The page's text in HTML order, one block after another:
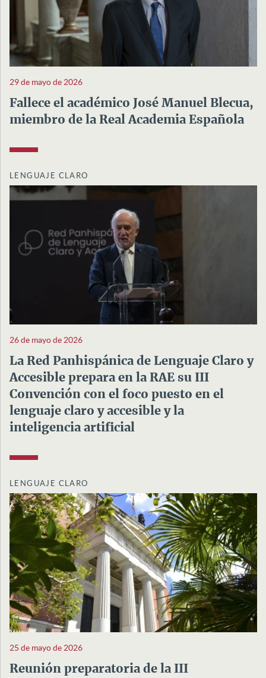
29 de mayo de 2026
Fallece el académico José Manuel Blecua,
miembro de la Real Academia Española
LENGUAJE CLARO
26 de mayo de 2026
La Red Panhispánica de Lenguaje Claro y
Accesible prepara en la RAE su III
Convención con el foco puesto en el
lenguaje claro y accesible y la
inteligencia artificial
LENGUAJE CLARO
25 de mayo de 2026
Reunión preparatoria de la III